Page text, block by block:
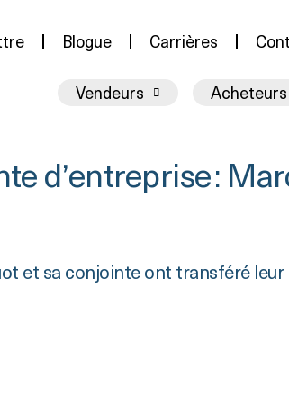
Blogue Carrières
Vendeurs
Acheteurs
d’entreprise :
et sa conjointe ont transféré